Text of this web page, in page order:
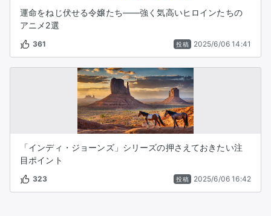
運命をねじ伏せる令嬢たち――強く気高いヒロインたちの
アニメ2選
361 投稿 2025/6/06 14:41
「インディ・ジョーンズ」シリーズの押さえておきたい注
目ポイント
323 投稿 2025/6/06 16:42